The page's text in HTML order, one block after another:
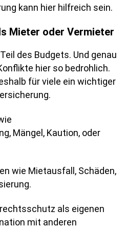
kann hier hilfreich sein.
Mieter oder Vermieter
des Budgets. Und genau
hier so bedrohlich.
für viele ein wichtiger
Mängel, Kaution, oder
wie Mietausfall, Schäden,
als eigenen
mit anderen